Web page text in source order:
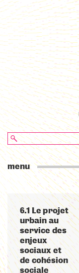
menu
6.1 Le projet
urbain au
service des
enjeux
sociaux et
de cohésion
sociale